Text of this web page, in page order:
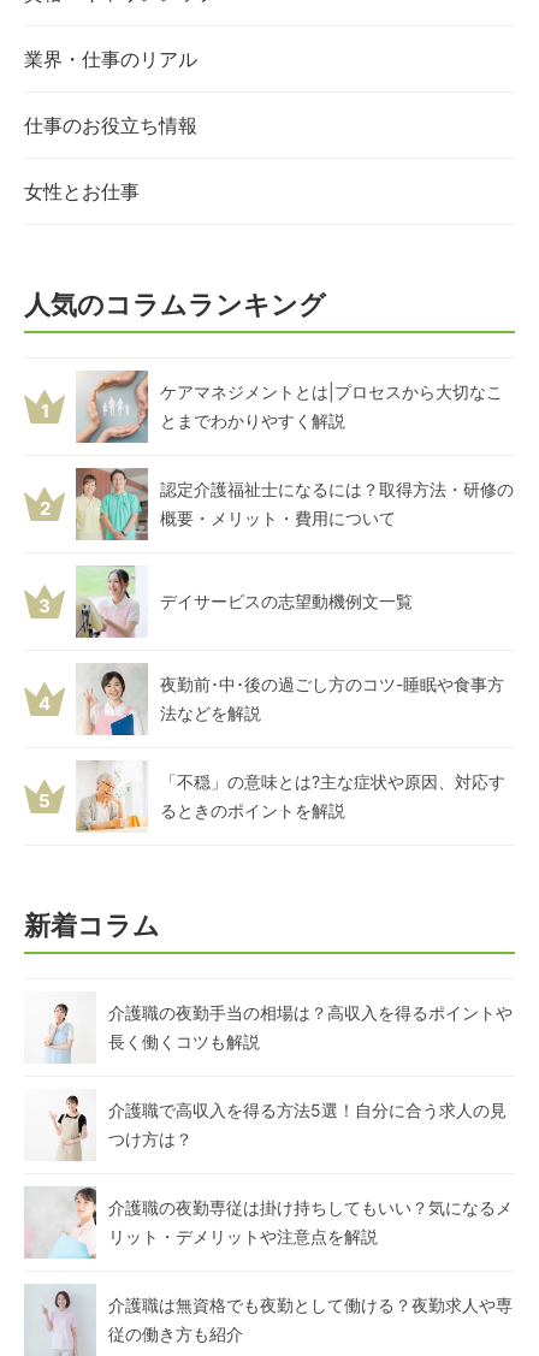
業界・仕事のリアル
仕事のお役立ち情報
女性とお仕事
人気のコラムランキング
1
ケアマネジメントとは|プロセスから大切なこ
とまでわかりやすく解説
2
認定介護福祉士になるには？取得方法・研修の
概要・メリット・費用について
3 デイサービスの志望動機例文一覧
4
夜勤前･中･後の過ごし方のコツ-睡眠や食事方
法などを解説
5
「不穏」の意味とは?主な症状や原因、対応す
るときのポイントを解説
新着コラム
介護職の夜勤手当の相場は？高収入を得るポイントや
長く働くコツも解説
介護職で高収入を得る方法5選！自分に合う求人の見
つけ方は？
介護職の夜勤専従は掛け持ちしてもいい？気になるメ
リット・デメリットや注意点を解説
介護職は無資格でも夜勤として働ける？夜勤求人や専
従の働き方も紹介